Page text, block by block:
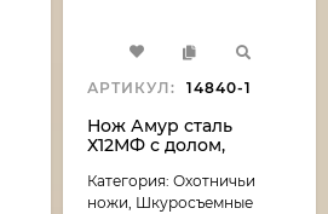
АРТИКУЛ: 14840-1
Нож Амур сталь
Х12МФ с долом,
Категория: Охотничьи
ножи, Шкуросъемные